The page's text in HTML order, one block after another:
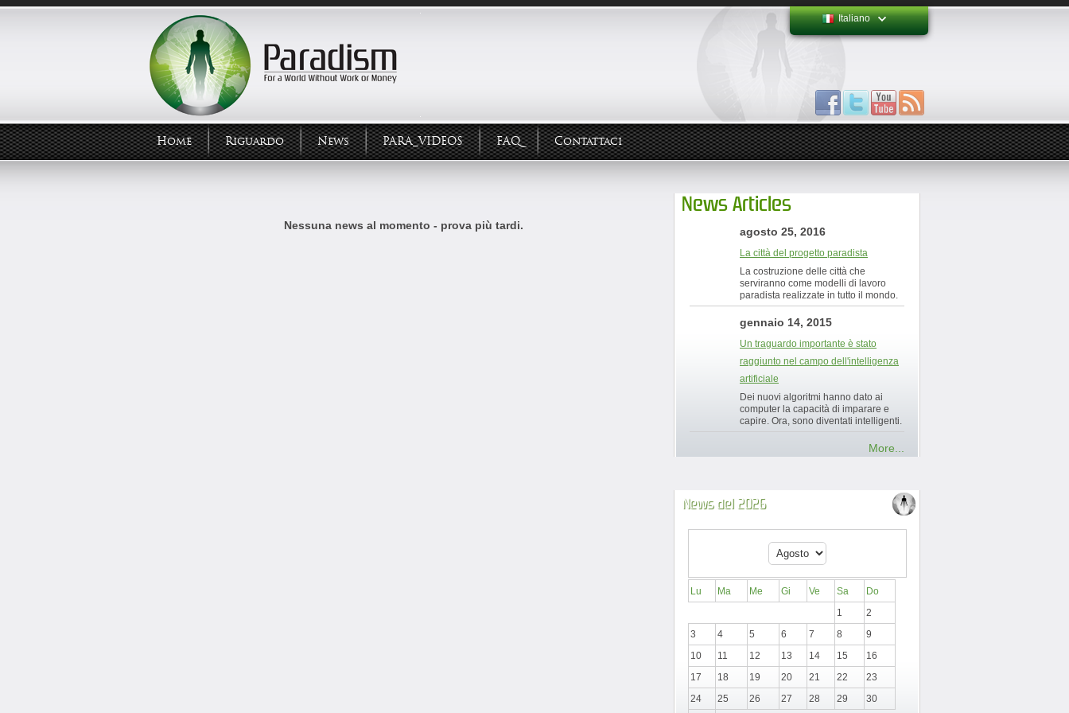
Italiano
Home Riguardo News PARA_VIDEOS FAQ Contattaci
Nessuna news al momento - prova più tardi.
News Articles
agosto 25, 2016
La città del progetto paradista
La costruzione delle città che
serviranno come modelli di lavoro
paradista realizzate in tutto il mondo.
gennaio 14, 2015
Un traguardo importante è stato
raggiunto nel campo dell'intelligenza
artificiale
Dei nuovi algoritmi hanno dato ai
computer la capacità di imparare e
capire. Ora, sono diventati intelligenti.
More...
News del 2026
Lu Ma Me Gi Ve Sa
Do
1
2
3
4 5 6 7 8
9
10
11 12 13 14 15
16
17
18 19 20 21 22
23
24
25 26 27 28 29 30